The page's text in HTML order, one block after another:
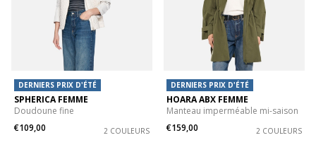
DERNIERS PRIX D'ÉTÉ
SPHERICA FEMME
Doudoune fine
€109,00
2 COULEURS
DERNIERS PRIX D'ÉTÉ
HOARA ABX FEMME
Manteau imperméable mi-saison
€159,00
2 COULEURS